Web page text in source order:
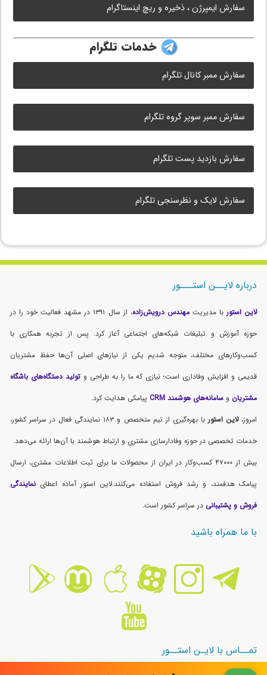
سفارش ایمپرژن ، ذخیره و ریچ اینستاگرام
خدمات تلگرام
سفارش ممبر کانال تلگرام
سفارش ممبر سوپر گروه تلگرام
سفارش بازدید پست تلگرام
سفارش لایک و نظرسنجی تلگرام